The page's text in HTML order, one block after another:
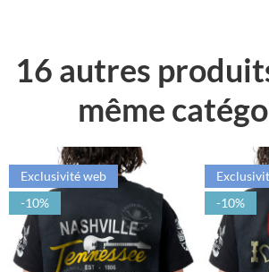
16 autres
même
Exclusivité web
-10%
-10%